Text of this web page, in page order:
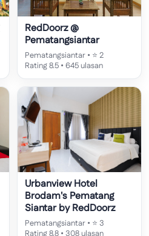
RedDoorz @
Pematangsiantar
Pematangsiantar • ⭐ 2
Rating 8.5 • 645 ulasan
Urbanview Hotel
Brodam's Pematang
Siantar by RedDoorz
Pematangsiantar • ⭐ 3
Rating 8.8 • 308 ulasan